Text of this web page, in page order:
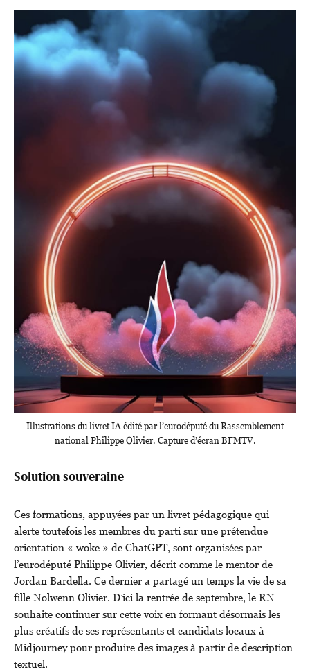
Illustrations du livret IA édité par l’eurodéputé du Rassemblement
national Philippe Olivier. Capture d’écran BFMTV.
Solution souveraine
Ces formations, appuyées par un livret pédagogique qui
alerte toutefois les membres du parti sur une prétendue
orientation « woke » de ChatGPT, sont organisées par
l’eurodéputé Philippe Olivier, décrit comme le mentor de
Jordan Bardella. Ce dernier a partagé un temps la vie de sa
fille Nolwenn Olivier. D’ici la rentrée de septembre, le RN
souhaite continuer sur cette voix en formant désormais les
plus créatifs de ses représentants et candidats locaux à
Midjourney pour produire des images à partir de description
textuel.